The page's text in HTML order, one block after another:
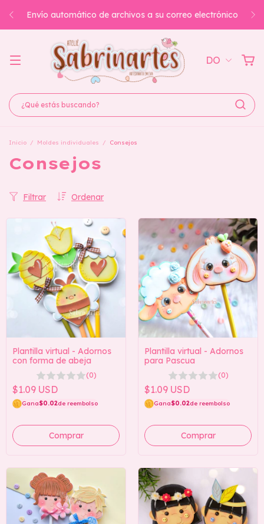
Envío automático de archivos a su correo electrónico
DO
Inicio / Moldes individuales / Consejos
Consejos
Ordenar
Filtrar
Plantilla virtual - Adornos
con forma de abeja
(0)
$1.09 USD
Gana$0.02de reembolso
Plantilla virtual - Adornos
para Pascua
(0)
$1.09 USD
Gana$0.02de reembolso